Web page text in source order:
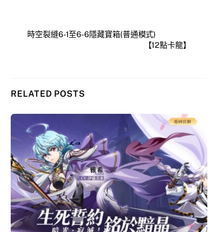
時空裂縫6-1至6-6隱藏寶箱(普通模式)
【12點卡龍】
RELATED POSTS